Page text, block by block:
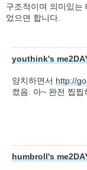
구조적이며 의미있는
었으면 합니다.
youthink's
양치하면서 http://
켰음. 아~ 완전 찝찝
humbroll's